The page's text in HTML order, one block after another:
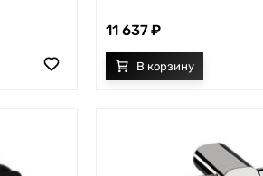
11 637